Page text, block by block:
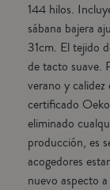
144 hilos.
sábana bajera
31cm. El tejido
de tacto suave.
verano y
certificado
eliminado
producción, es
acogedores
nuevo aspecto